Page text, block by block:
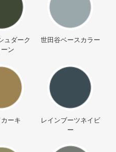
ュダーク
ン
世田谷ベースカラー
ーキ
レインブーツネイビ
ー